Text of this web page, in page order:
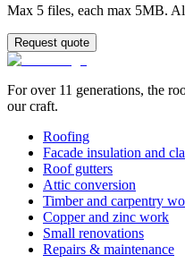
Max 5 files, each max 5MB.
Request quote
For over 11 generations, the
our craft.
Roofing
Facade insulation and
Roof gutters
Attic conversion
Timber and carpentry
Copper and zinc work
Small renovations
Repairs & maintenance